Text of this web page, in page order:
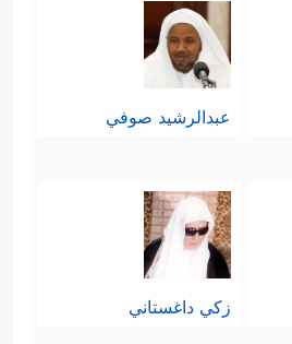
عبدالرشيد صوفي
زكي داغستاني